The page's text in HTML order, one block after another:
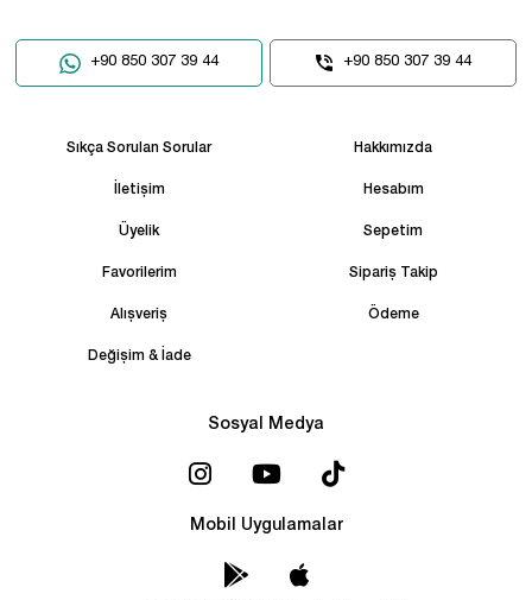
+90 850 307 39 44 +90 850 307 39 44
Sıkça Sorulan Sorular Hakkımızda
İletişim Hesabım
Üyelik Sepetim
Favorilerim Sipariş Takip
Alışveriş Ödeme
Değişim & İade
Sosyal Medya
Mobil Uygulamalar